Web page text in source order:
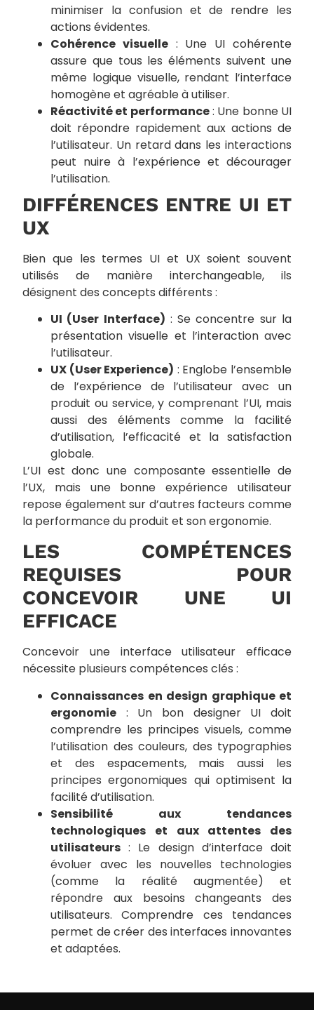
minimiser la confusion et de rendre les
actions évidentes.
Cohérence visuelle: Une UI cohérente
assure que tous les éléments suivent une
même logique visuelle, rendant l’interface
homogène et agréable à utiliser.
Réactivité et performance: Une bonne UI
doit répondre rapidement aux actions de
l’utilisateur. Un retard dans les interactions
peut nuire à l’expérience et décourager
l’utilisation.
DIFFÉRENCES ENTRE UI ET
UX
Bien que les termes UI et UX soient souvent
utilisés de manière interchangeable, ils
désignent des concepts différents :
UI (User Interface) : Se concentre sur la
présentation visuelle et l’interaction avec
l’utilisateur.
UX (User Experience) : Englobe l’ensemble
de l’expérience de l’utilisateur avec un
produit ou service, y comprenant l’UI, mais
aussi des éléments comme la facilité
d’utilisation, l’efficacité et la satisfaction
globale.
L’UI est donc une composante essentielle de
l’UX, mais une bonne expérience utilisateur
repose également sur d’autres facteurs comme
la performance du produit et son ergonomie.
LES COMPÉTENCES
REQUISES POUR
CONCEVOIR UNE UI
EFFICACE
Concevoir une interface utilisateur efficace
nécessite plusieurs compétences clés :
Connaissances en design graphique et
ergonomie : Un bon designer UI doit
comprendre les principes visuels, comme
l’utilisation des couleurs, des typographies
et des espacements, mais aussi les
principes ergonomiques qui optimisent la
facilité d’utilisation.
Sensibilité aux tendances
technologiques et aux attentes des
utilisateurs : Le design d’interface doit
évoluer avec les nouvelles technologies
(comme la réalité augmentée) et
répondre aux besoins changeants des
utilisateurs. Comprendre ces tendances
permet de créer des interfaces innovantes
et adaptées.